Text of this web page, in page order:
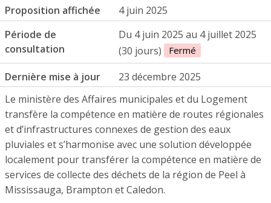
Proposition affichée
4 juin 2025
Période de
consultation
Du 4 juin 2025 au 4 juillet 2025
(30 jours)
Fermé
Dernière mise à jour
23 décembre 2025
Le ministère des Affaires municipales et du Logement
transfère la compétence en matière de routes régionales
et d’infrastructures connexes de gestion des eaux
pluviales et s’harmonise avec une solution développée
localement pour transférer la compétence en matière de
services de collecte des déchets de la région de Peel à
Mississauga, Brampton et Caledon.